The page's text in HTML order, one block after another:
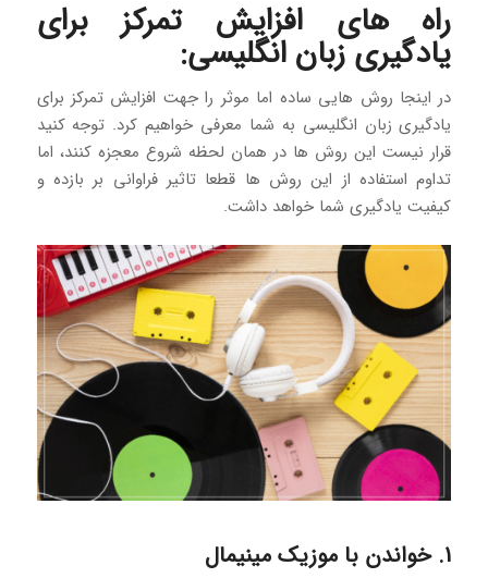
راه های افزایش تمرکز برای
یادگیری زبان انگلیسی:
در اینجا روش هایی ساده اما موثر را جهت افزایش تمرکز برای
یادگیری زبان انگلیسی به شما معرفی خواهیم کرد. توجه کنید
قرار نیست این روش ها در همان لحظه شروع معجزه کنند، اما
تداوم استفاده از این روش ها قطعا تاثیر فراوانی بر بازده و
کیفیت یادگیری شما خواهد داشت.
1. خواندن با موزیک مینیمال